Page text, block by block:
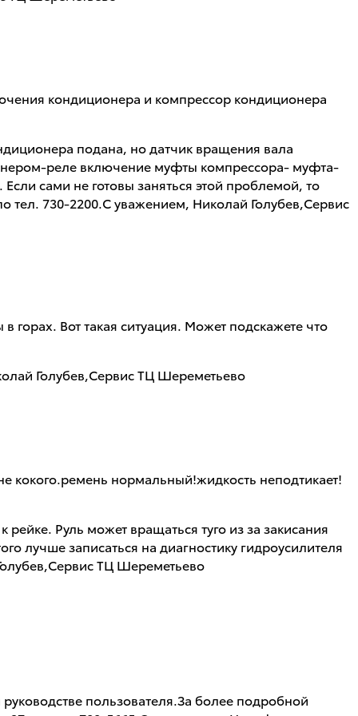
кондиционера и компрессор кондиционера
подана, но датчик вращения вала
реле включение муфты компрессора- муфта-
сами не готовы заняться этой проблемой, то
тел. 730-2200.С уважением, Николай Голубев,Сервис
горах. Вот такая ситуация. Может подскажете что
Голубев,Сервис ТЦ Шереметьево
кокого.ремень нормальный!жидкость неподтикает!
Руль может вращаться туго из за закисания
лучше записаться на диагностику гидроусилителя
ТЦ Шереметьево
пользователя.За более подробной